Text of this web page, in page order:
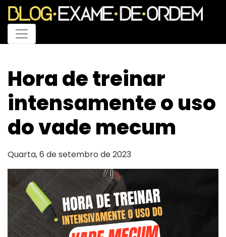
Menu
Hora de treinar
intensamente o uso
do vade mecum
Quarta, 6 de setembro de 2023